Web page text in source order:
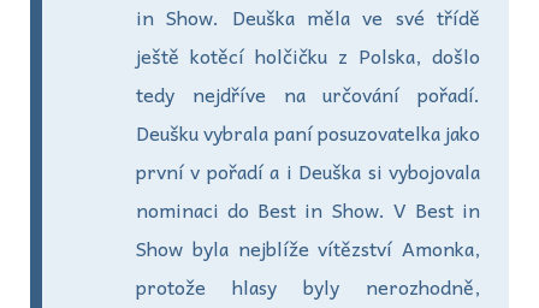
in Show. Deuška měla ve své třídě
ještě kotěcí holčičku z Polska, došlo
tedy nejdříve na určování pořadí.
Deušku vybrala paní posuzovatelka jako
první v pořadí a i Deuška si vybojovala
nominaci do Best in Show. V Best in
Show byla nejblíže vítězství Amonka,
protože hlasy byly nerozhodně,